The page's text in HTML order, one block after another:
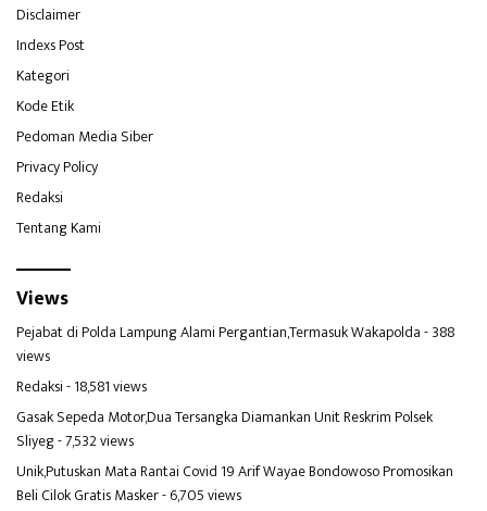
Disclaimer
Indexs Post
Kategori
Kode Etik
Pedoman Media Siber
Privacy Policy
Redaksi
Tentang Kami
Views
Pejabat di Polda Lampung Alami Pergantian,Termasuk Wakapolda- 388
views
Redaksi- 18,581 views
Gasak Sepeda Motor,Dua Tersangka Diamankan Unit Reskrim Polsek
Sliyeg- 7,532 views
Unik,Putuskan Mata Rantai Covid 19 Arif Wayae Bondowoso Promosikan
Beli Cilok Gratis Masker- 6,705 views